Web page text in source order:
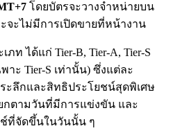
โดยบัตรจะวางจำหน่ายบน
ะจะไม่มีการเปิดขายที่หน้างาน
ท ได้แก่ Tier-B, Tier-A, Tier-S
าะ Tier-S เท่านั้น) ซึ่งแต่ละ
ะลึกและสิทธิประโยชน์สุดพิเศษ
กตามวันที่มีการแข่งขัน และ
ที่จัดขึ้นในวันนั้น ๆ